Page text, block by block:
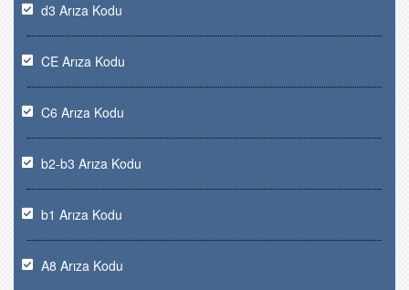
d3 Arıza Kodu
CE Arıza Kodu
C6 Arıza Kodu
b2-b3 Arıza Kodu
b1 Arıza Kodu
A8 Arıza Kodu